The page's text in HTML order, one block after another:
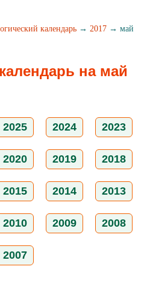
календарь → 2017 → май
на май
2025 2024 2023
2020 2019 2018
2015 2014 2013
2010 2009 2008
2007